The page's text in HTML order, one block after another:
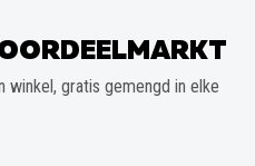
gratis gemengd in elke